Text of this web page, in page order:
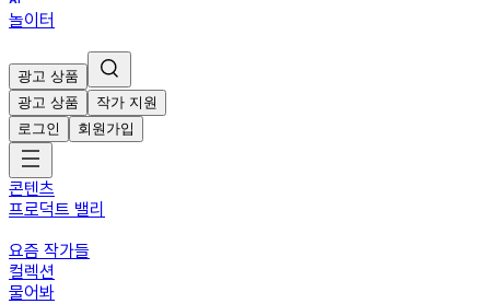
놀이터
광고 상품
광고 상품
작가 지원
로그인
회원가입
콘텐츠
프로덕트 밸리
요즘 작가들
컬렉션
물어봐